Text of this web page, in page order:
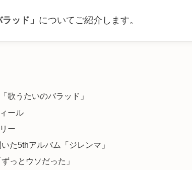
ッド」 についてご紹介します。
歌うたいのバラッド」
ール
ー
た5thアルバム「ジレンマ」
っとウソだった」